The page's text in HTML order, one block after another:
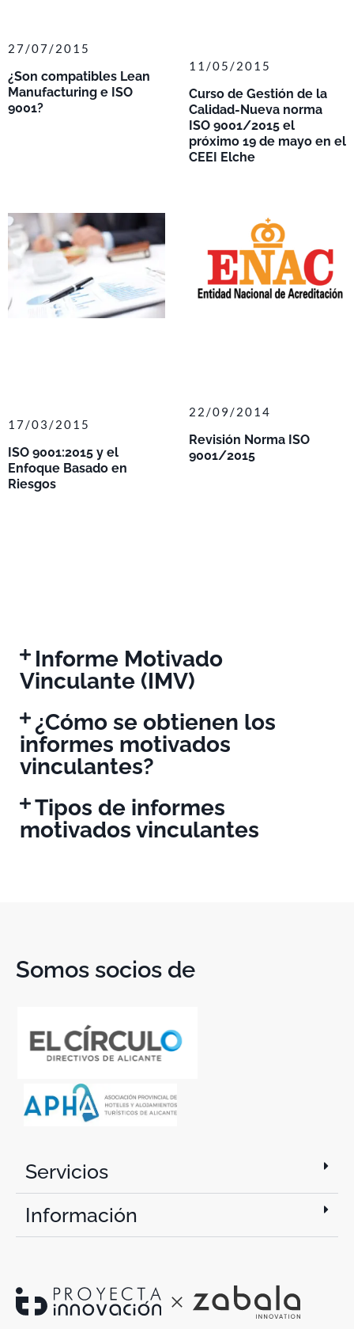
¿Son compatibles Lean
Manufacturing e ISO
9001?
27/07/2015
Curso de Gestión de la
Calidad-Nueva norma
ISO 9001/2015 el
próximo 19 de mayo en el
CEEI Elche
11/05/2015
ISO 9001:2015 y el
Enfoque Basado en
Riesgos
17/03/2015
Revisión Norma ISO
9001/2015
22/09/2014
Informe Motivado
Vinculante (IMV)
¿Cómo se obtienen los
informes motivados
vinculantes?
Tipos de informes
motivados vinculantes
Somos socios de
Servicios
Información